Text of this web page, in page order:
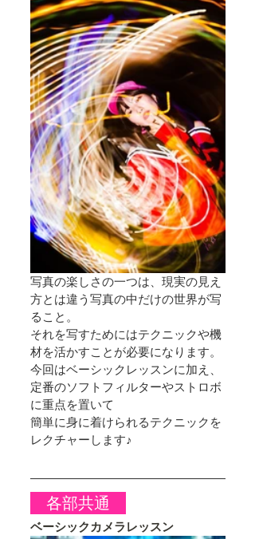
写真の楽しさの一つは、現実の見え
方とは違う写真の中だけの世界が写
ること。
それを写すためにはテクニックや機
材を活かすことが必要になります。
今回はベーシックレッスンに加え、
定番のソフトフィルターやストロボ
に重点を置いて
簡単に身に着けられるテクニックを
レクチャーします♪
各部共通
ベーシックカメラレッスン